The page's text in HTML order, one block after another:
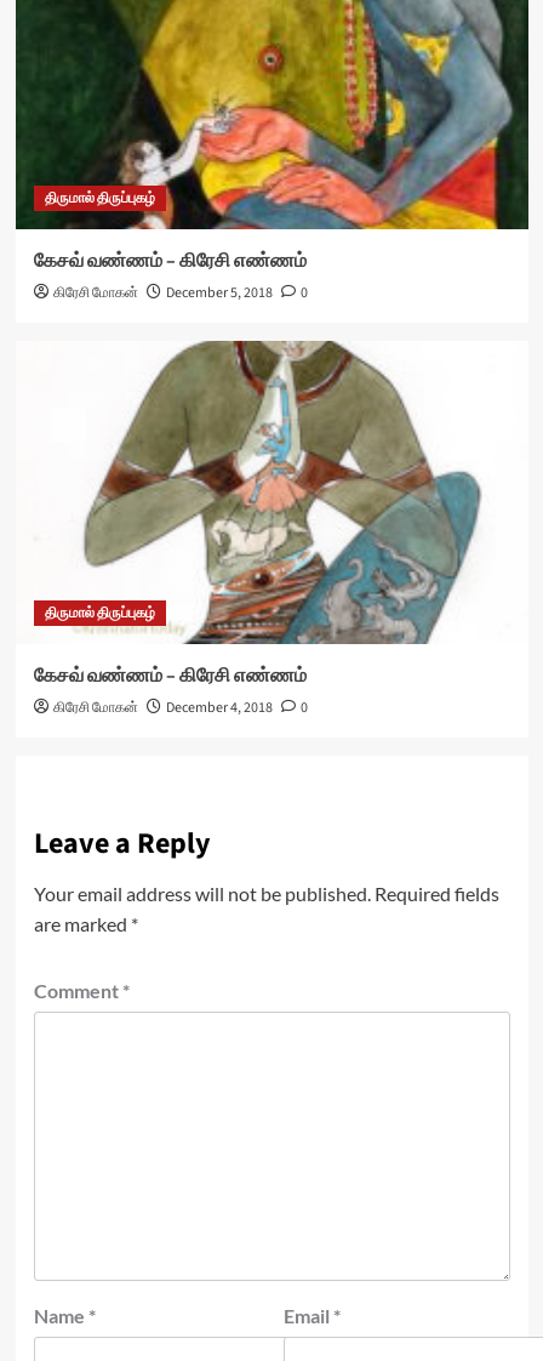
திருமால் திருப்புகழ்
கேசவ் வண்ணம் – கிரேசி எண்ணம்
கிரேசி மோகன் December 5, 2018 0
திருமால் திருப்புகழ்
கேசவ் வண்ணம் – கிரேசி எண்ணம்
கிரேசி மோகன் December 4, 2018 0
Leave a Reply
Your email address will not be published. Required fields
are marked *
Comment *
Name * Email *